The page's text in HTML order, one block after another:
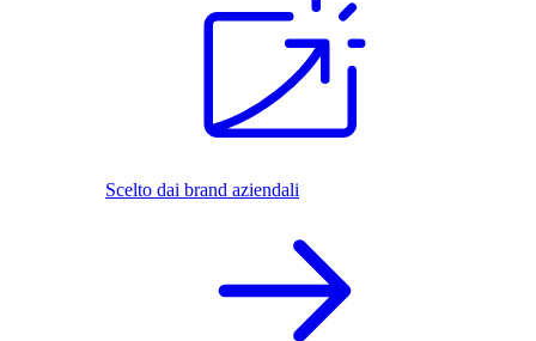
Scelto dai brand aziendali